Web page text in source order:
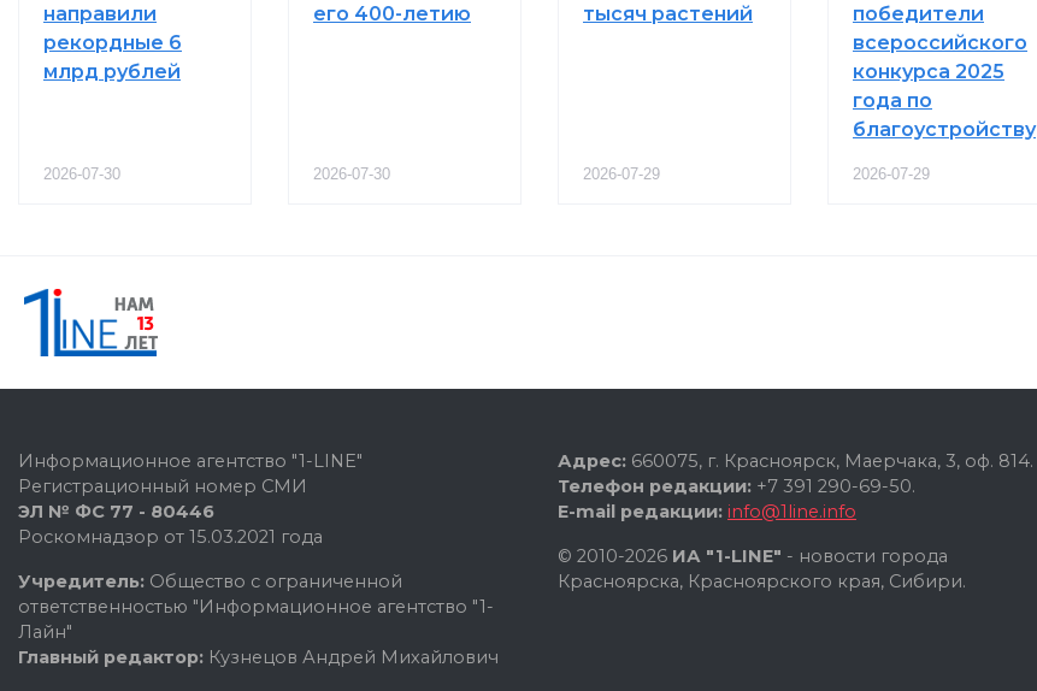
направили
рекордные 6
млрд рублей
2026-07-30
его 400-летию
2026-07-30
тысяч растений
2026-07-29
победители
всероссийского
конкурса 2025
года по
благоустройству
2026-07-29
Информационное агентство "1-LINE"
Регистрационный номер СМИ
ЭЛ № ФС 77 - 80446
Роскомнадзор от 15.03.2021 года
Учредитель: Общество с ограниченной
ответственностью "Информационное агентство "1-
Лайн"
Главный редактор: Кузнецов Андрей Михайлович
Адрес: 660075, г. Красноярск, Маерчака, 3, оф. 814.
Телефон редакции: +7 391 290-69-50.
E-mail редакции: info@1line.info
© 2010-2026 ИА "1-LINE" - новости города
Красноярска, Красноярского края, Сибири.